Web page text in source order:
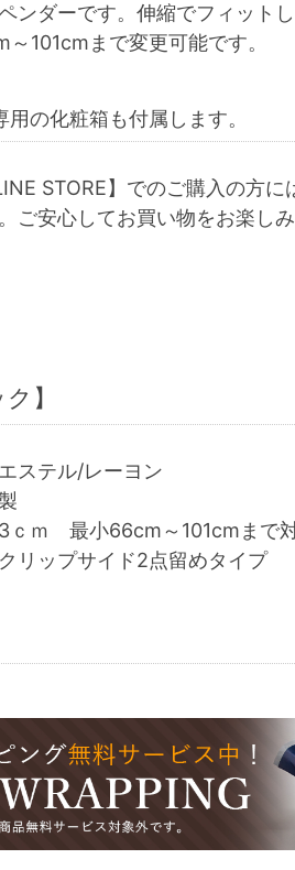
ンダーです。伸縮でフィット
101cmまで変更可能です。
の化粧箱も付属します。
STORE】でのご購入の方に
ご安心してお買い物をお楽しみ
】
テル/レーヨン
ｍ 最小66cm～101cmまで
プサイド2点留めタイプ